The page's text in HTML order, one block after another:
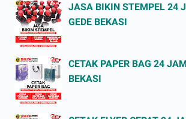
JASA BIKIN STEMPEL 24
GEDE BEKASI
CETAK PAPER BAG 24
BEKASI